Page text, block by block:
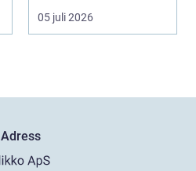
05 juli 2026
Adress